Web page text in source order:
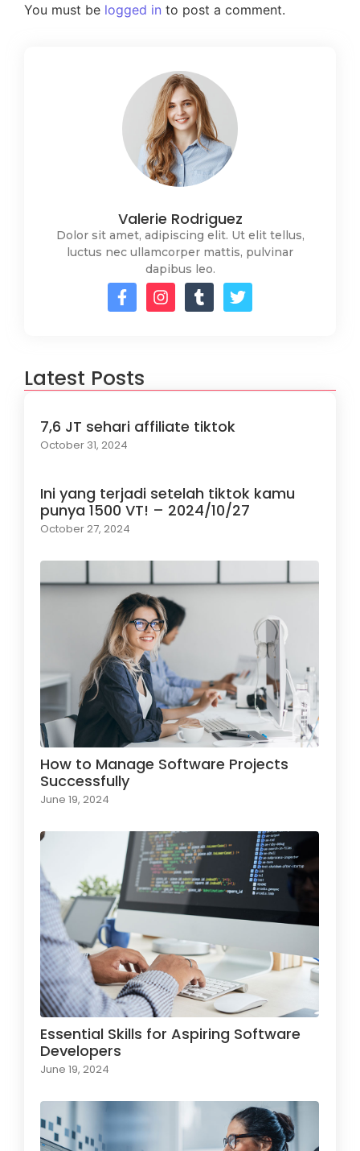
You must be logged in to post a comment.
Valerie Rodriguez
Dolor sit amet, adipiscing elit. Ut elit tellus,
luctus nec ullamcorper mattis, pulvinar
dapibus leo.
Latest Posts
7,6 JT sehari affiliate tiktok
October 31, 2024
Ini yang terjadi setelah tiktok kamu
punya 1500 VT! – 2024/10/27
October 27, 2024
How to Manage Software Projects
Successfully
June 19, 2024
Essential Skills for Aspiring Software
Developers
June 19, 2024